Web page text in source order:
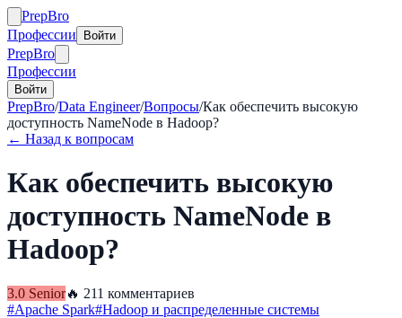
PrepBro
Профессии
Войти
PrepBro
Профессии
Войти
PrepBro/Data Engineer/Вопросы/Как обеспечить высокую
доступность NameNode в Hadoop?
← Назад к вопросам
Как обеспечить высокую
доступность NameNode в
Hadoop?
3.0 Senior🔥 211 комментариев
#Apache Spark#Hadoop и распределенные системы